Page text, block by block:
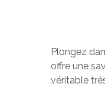
Plongez
offre une
véritable